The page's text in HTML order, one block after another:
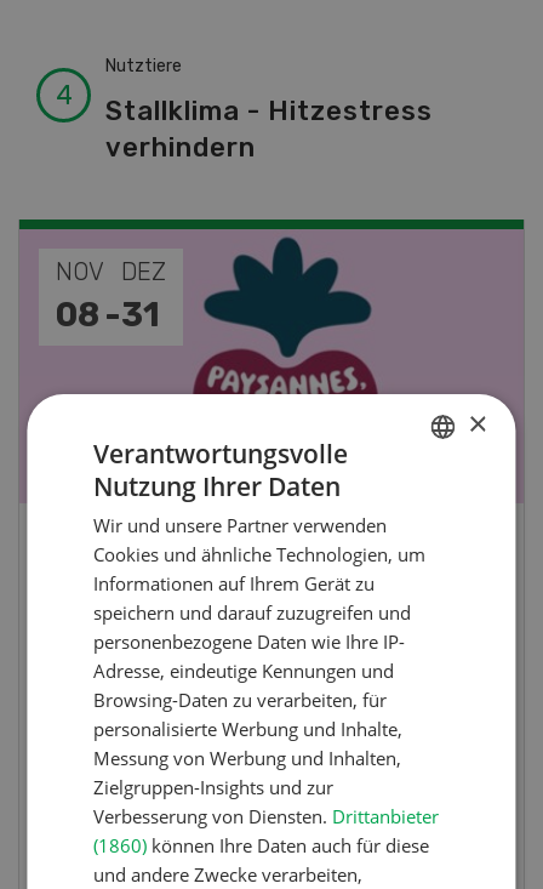
Nutztiere
Stallklima - Hitzestress
verhindern
NOV
19 -
JAN
28
Fachkurs Aquakultur
Sind Sie in der Fischzucht tätig oder
interessieren Sie sich für das Thema? In
diesem Fall ist unser FBA-Weiterbildungskurs
die perfekte Wahl für Sie. Der Abschluss lässt
sich mit einem Praktikum zum fachbezogenen,
berufsunabhängigen Ausweis erweitern.
MEHR ZUR VERANSTALTUNG
×
Verantwortungsvolle
Nutzung Ihrer Daten
Wir und unsere Partner verwenden
Cookies und ähnliche Technologien, um
Informationen auf Ihrem Gerät zu
speichern und darauf zuzugreifen und
personenbezogene Daten wie Ihre IP-
Adresse, eindeutige Kennungen und
Browsing-Daten zu verarbeiten, für
personalisierte Werbung und Inhalte,
Messung von Werbung und Inhalten,
Zielgruppen-Insights und zur
Verbesserung von Diensten. Drittanbieter
(1860) können Ihre Daten auch für diese
und andere Zwecke verarbeiten,